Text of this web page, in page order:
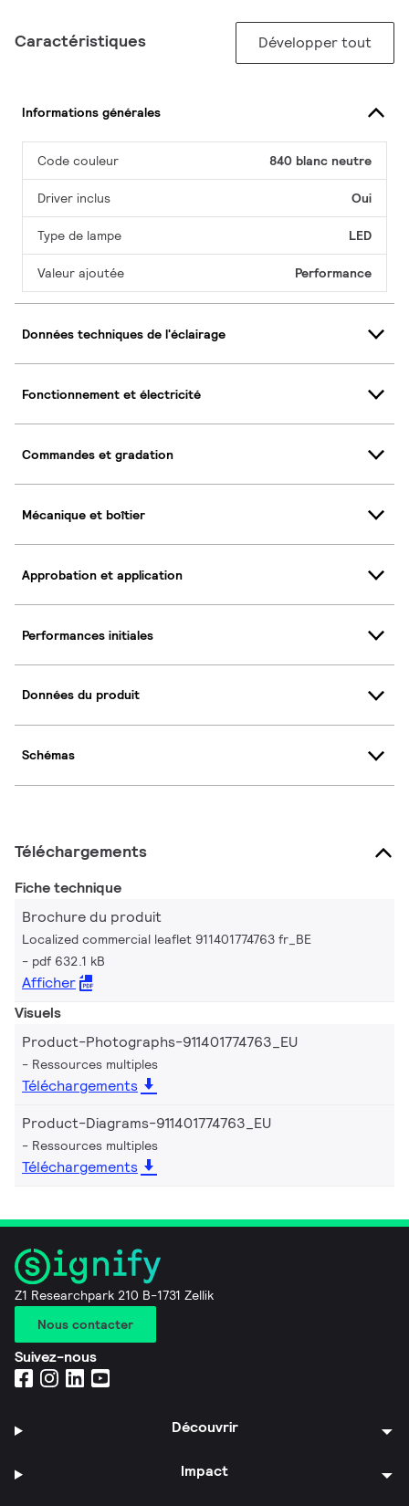
Caractéristiques Développer tout
Informations générales
Code couleur 840 blanc neutre
Driver inclus Oui
Type de lampe LED
Valeur ajoutée Performance
Données techniques de l'éclairage
Fonctionnement et électricité
Commandes et gradation
Mécanique et boîtier
Approbation et application
Performances initiales
Données du produit
Schémas
Téléchargements
Fiche technique
Brochure du produit
Localized commercial leaflet 911401774763 fr_BE
pdf 632.1 kB
Afficher
Visuels
Product-Photographs-911401774763_EU
Ressources multiples
Téléchargements
Product-Diagrams-911401774763_EU
Ressources multiples
Téléchargements
Z1 Researchpark 210 B-1731 Zellik
Nous contacter
Suivez-nous
Découvrir
Impact